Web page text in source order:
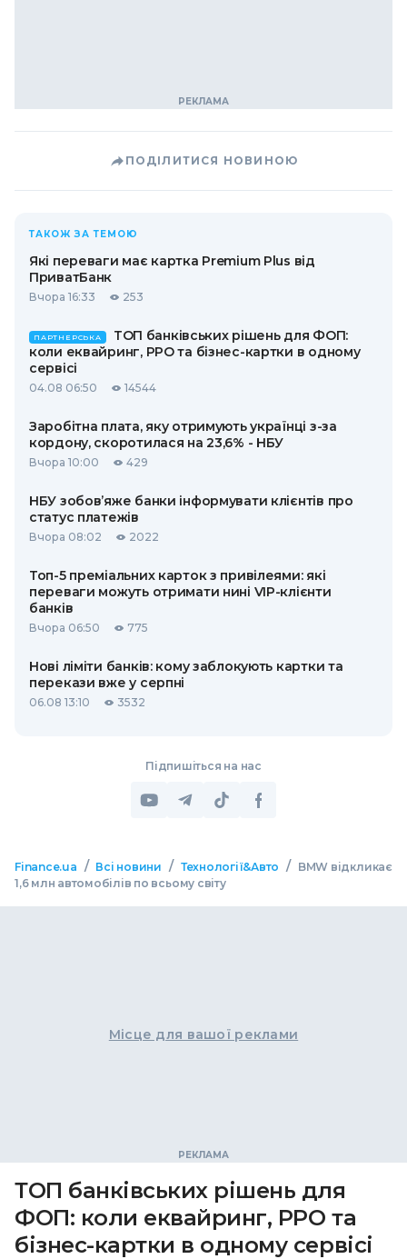
ПОДІЛИТИСЯ НОВИНОЮ
ТАКОЖ ЗА ТЕМОЮ
Які переваги має картка Premium Plus від
ПриватБанк
Вчора 16:33 253
ПАРТНЕРСЬКА
ТОП банківських рішень для ФОП:
коли еквайринг, РРО та бізнес-картки в одному
сервісі
04.08 06:50 14544
Заробітна плата, яку отримують українці з-за
кордону, скоротилася на 23,6% - НБУ
Вчора 10:00 429
НБУ зобов’яже банки інформувати клієнтів про
статус платежів
Вчора 08:02 2022
Топ-5 преміальних карток з привілеями: які
переваги можуть отримати нині VIP-клієнти
банків
Вчора 06:50 775
Нові ліміти банків: кому заблокують картки та
перекази вже у серпні
06.08 13:10 3532
Підпишіться на нас
Finance.ua / Всі новини / Технології&Авто /
BMW відкликає
1,6 млн автомобілів по всьому світу
Місце для вашої реклами
ТОП банківських рішень для
ФОП: коли еквайринг, РРО та
бізнес-картки в одному сервісі